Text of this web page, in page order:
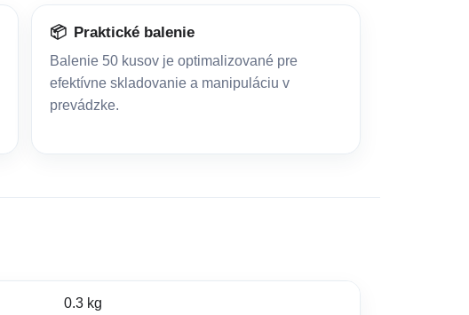
📦 Praktické balenie
Balenie 50 kusov je optimalizované pre
efektívne skladovanie a manipuláciu v
prevádzke.
0.3 kg